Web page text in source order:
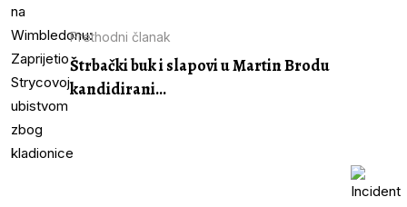
Prethodni članak
Štrbački buk i slapovi u Martin Brodu
kandidirani...